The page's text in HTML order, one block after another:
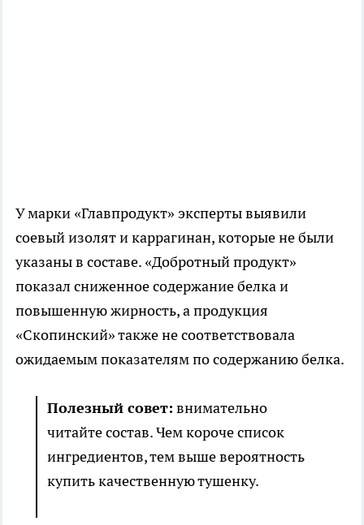
У марки «Главпродукт» эксперты выявили
соевый изолят и каррагинан, которые не были
указаны в составе. «Добротный продукт»
показал сниженное содержание белка и
повышенную жирность, а продукция
«Скопинский» также не соответствовала
ожидаемым показателям по содержанию белка.
Полезный совет: внимательно
читайте состав. Чем короче список
ингредиентов, тем выше вероятность
купить качественную тушенку.